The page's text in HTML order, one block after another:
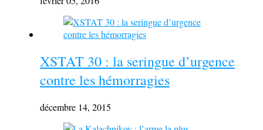
XSTAT 30 : la seringue d’urgence
contre les hémorragies
décembre 14, 2015